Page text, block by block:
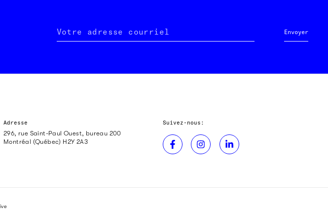
Votre adresse courriel Envoyer
Adresse
296, rue Saint-Paul Ouest, bureau 200
Montréal (Québec) H2Y 2A3
Suivez-nous: